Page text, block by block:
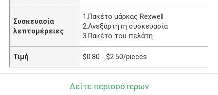
Συσκευασία
λεπτομέρειες
1.Πακέτο μάρκας Rexwell
2.Ανεξάρτητη συσκευασία
3.Πακέτο του πελάτη
Τιμή $0.80 - $2.50/pieces
Δείτε περισσότερων